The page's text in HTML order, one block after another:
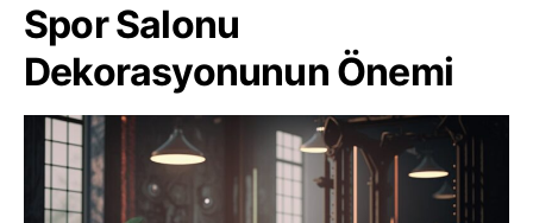
Spor Salonu
Dekorasyonunun Önemi